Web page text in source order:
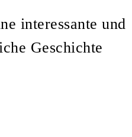
interessante und
Geschichte